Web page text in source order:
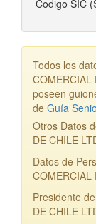
Codigo SIC
Todos los
COMERCIAL
poseen
de Guía
Otros Datos
DE CHILE
Datos de
COMERCIAL
Presidente
DE CHILE